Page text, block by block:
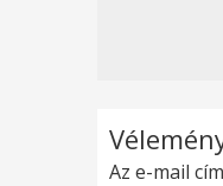
Az e-mail